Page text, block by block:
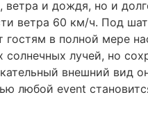
ветра и дождя, но и
ветра 60 км/ч. Под
гостям в полной мере
солнечных лучей, но
внешний вид
любой event